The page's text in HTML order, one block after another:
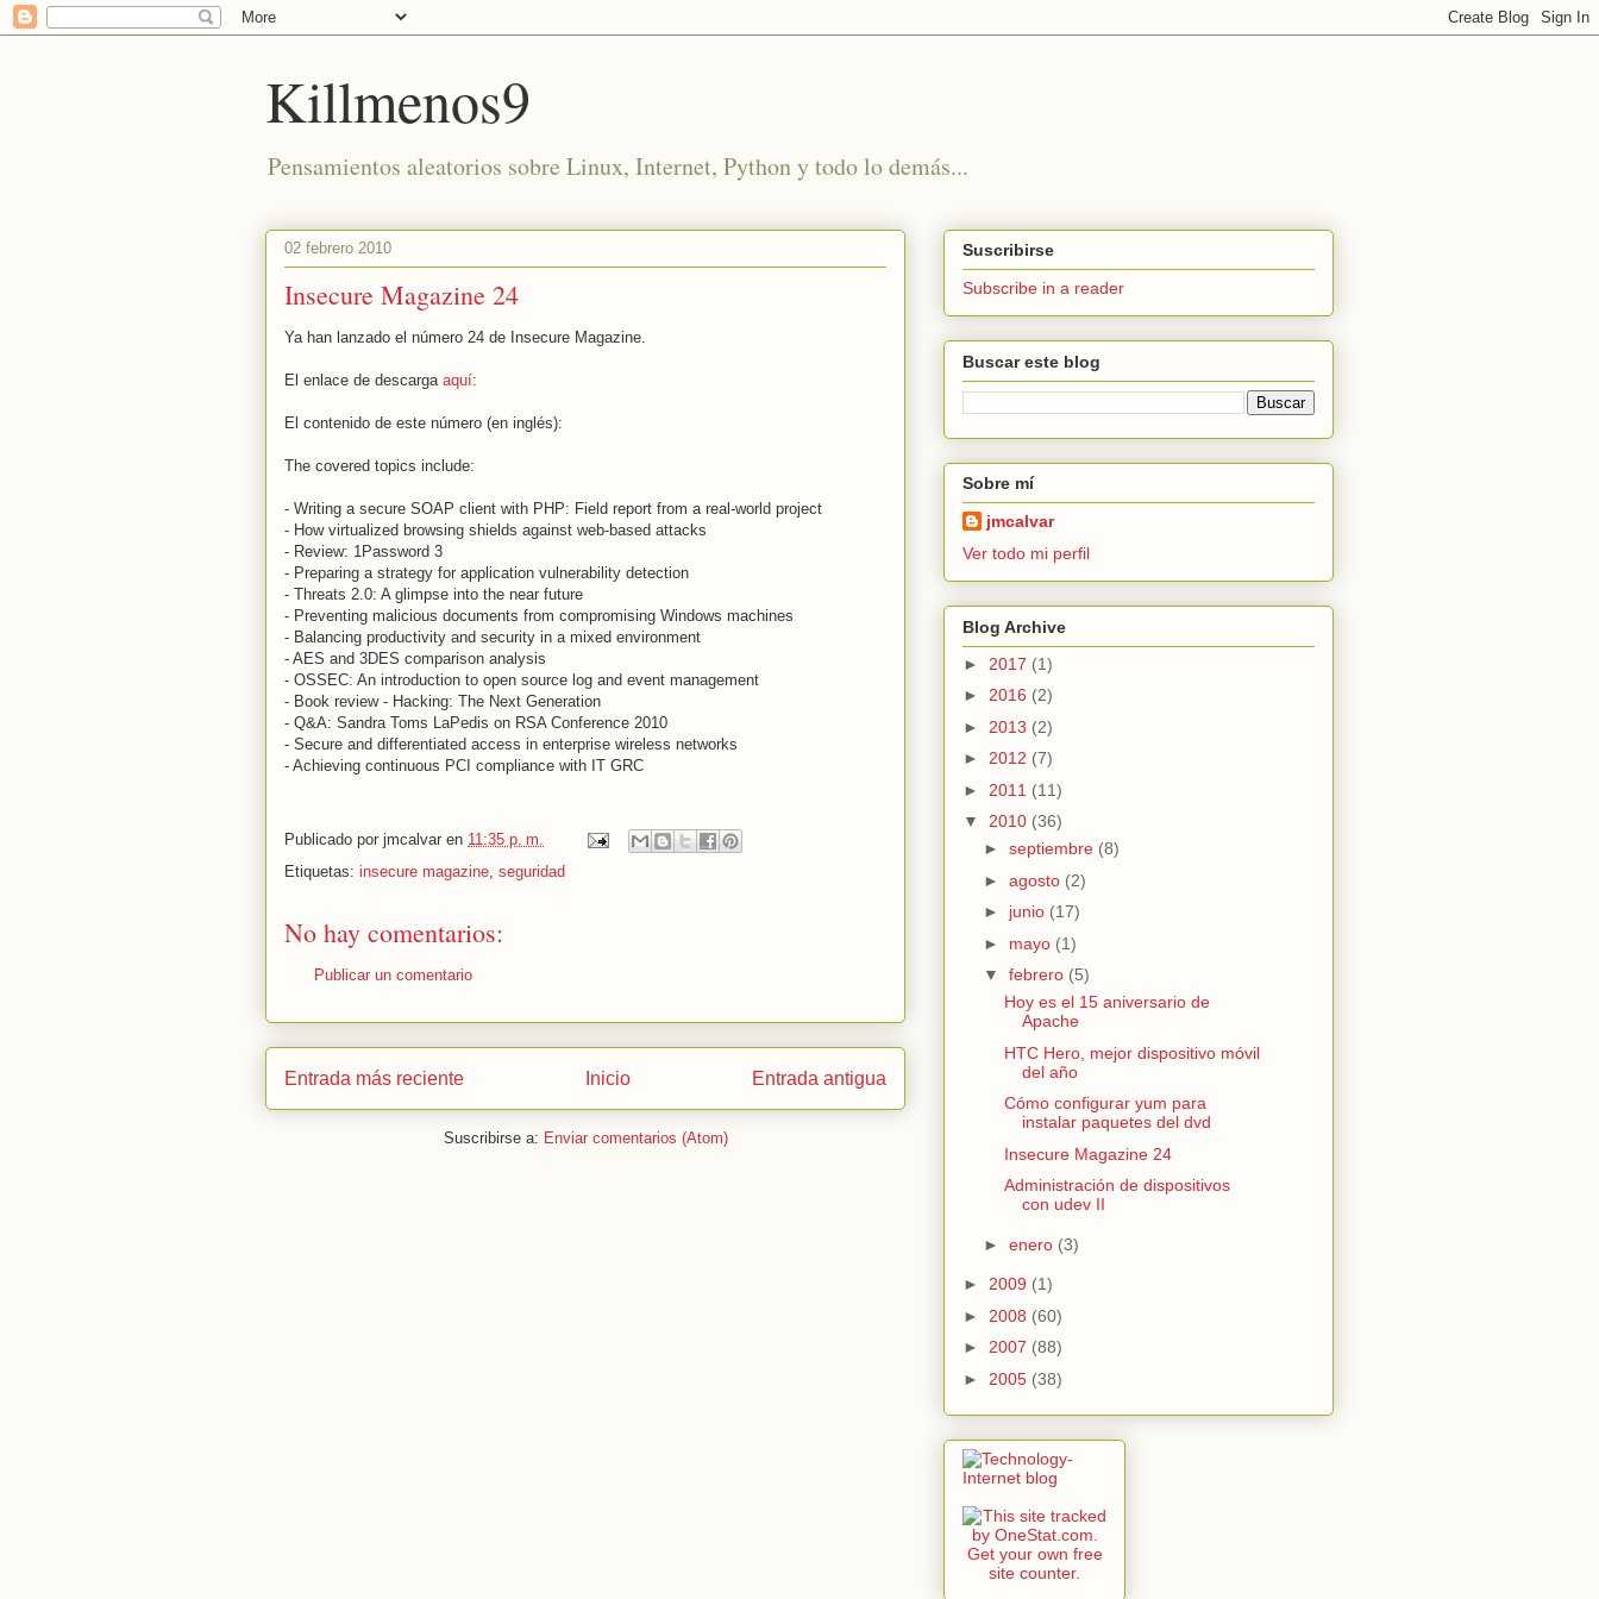
Killmenos9
Pensamientos aleatorios sobre Linux, Internet, Python y todo lo demás...
02 febrero 2010
Insecure Magazine 24
Ya han lanzado el número 24 de Insecure Magazine.
El enlace de descarga aquí:
El contenido de este número (en inglés):
The covered topics include:
- Writing a secure SOAP client with PHP: Field report from a real-world project
- How virtualized browsing shields against web-based attacks
- Review: 1Password 3
- Preparing a strategy for application vulnerability detection
- Threats 2.0: A glimpse into the near future
- Preventing malicious documents from compromising Windows machines
- Balancing productivity and security in a mixed environment
- AES and 3DES comparison analysis
- OSSEC: An introduction to open source log and event management
- Book review - Hacking: The Next Generation
- Q&A: Sandra Toms LaPedis on RSA Conference 2010
- Secure and differentiated access in enterprise wireless networks
- Achieving continuous PCI compliance with IT GRC
Publicado por jmcalvar en 11:35 p. m.
Etiquetas: insecure magazine, seguridad
No hay comentarios:
Publicar un comentario
Entrada más reciente Entrada antigua
Inicio
Suscribirse a: Enviar comentarios (Atom)
Suscribirse
Subscribe in a reader
Buscar este blog
Sobre mí
jmcalvar
Ver todo mi perfil
Blog Archive
► 2017 (1)
► 2016 (2)
► 2013 (2)
► 2012 (7)
► 2011 (11)
▼ 2010 (36)
► septiembre (8)
► agosto (2)
► junio (17)
► mayo (1)
▼ febrero (5)
Hoy es el 15 aniversario de
Apache
HTC Hero, mejor dispositivo móvil
del año
Cómo configurar yum para
instalar paquetes del dvd
Insecure Magazine 24
Administración de dispositivos
con udev II
► enero (3)
► 2009 (1)
► 2008 (60)
► 2007 (88)
► 2005 (38)